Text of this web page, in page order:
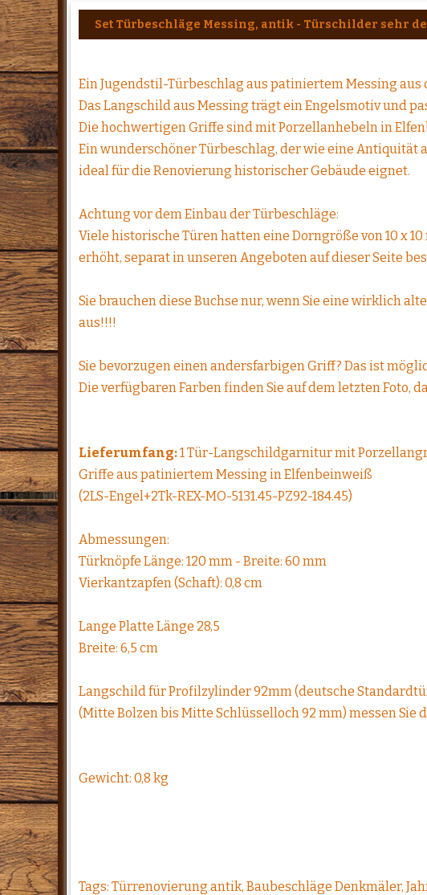
Set Türbeschläge Messing, antik - Türschilder sehr
Ein Jugendstil-Türbeschlag aus patiniertem Messing
Das Langschild aus Messing trägt ein Engelsmotiv und
Die hochwertigen Griffe sind mit Porzellanhebeln in
Ein wunderschöner Türbeschlag, der wie eine Antiquität
ideal für die Renovierung historischer Gebäude eignet.
Achtung vor dem Einbau der Türbeschläge:
Viele historische Türen hatten eine Dorngröße von 10 x
erhöht, separat in unseren Angeboten auf dieser Seite
Sie brauchen diese Buchse nur, wenn Sie eine wirklich
aus!!!!
Sie bevorzugen einen andersfarbigen Griff? Das ist
Die verfügbaren Farben finden Sie auf dem letzten Foto,
Lieferumfang:1 Tür-Langschildgarnitur mit
Griffe aus patiniertem Messing in Elfenbeinweiß
(2LS-Engel+2Tk-REX-MO-5131.45-PZ92-184.45)
Abmessungen:
Türknöpfe Länge: 120 mm - Breite: 60 mm
Vierkantzapfen (Schaft): 0,8 cm
Lange Platte Länge 28,5
Breite: 6,5 cm
Langschild für Profilzylinder 92mm (deutsche
(Mitte Bolzen bis Mitte Schlüsselloch 92 mm) messen Sie
Gewicht: 0,8 kg
Tags: Türrenovierung antik, Baubeschläge Denkmäler,